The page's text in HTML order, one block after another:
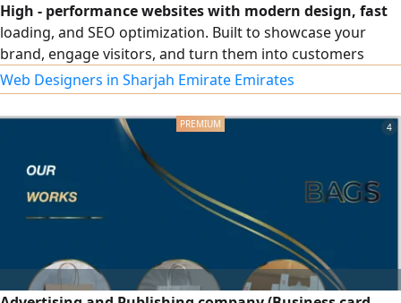
High - performance websites with modern design, fast
loading, and SEO optimization. Built to showcase your
brand, engage visitors, and turn them into customers
Web Designers in Sharjah Emirate Emirates
4